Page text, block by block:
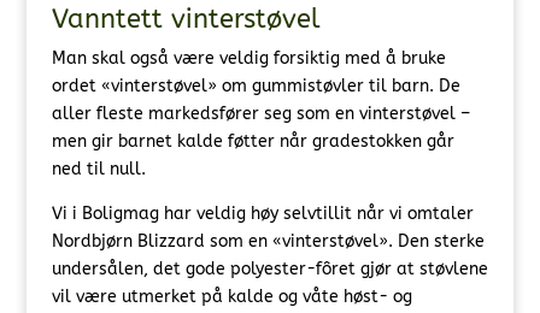
Vanntett vinterstøvel
Man skal også være veldig forsiktig med å bruke
ordet «vinterstøvel» om gummistøvler til barn. De
aller fleste markedsfører seg som en vinterstøvel –
men gir barnet kalde føtter når gradestokken går
ned til null.
Vi i Boligmag har veldig høy selvtillit når vi omtaler
Nordbjørn Blizzard som en «vinterstøvel». Den sterke
undersålen, det gode polyester-fôret gjør at støvlene
vil være utmerket på kalde og våte høst- og